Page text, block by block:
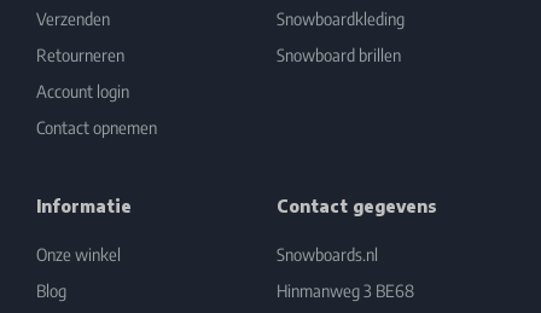
Verzenden
Retourneren
Account login
Contact opnemen
Snowboardkleding
Snowboard brillen
Informatie
Onze winkel
Blog
Contact gegevens
Snowboards.nl
Hinmanweg 3 BE68